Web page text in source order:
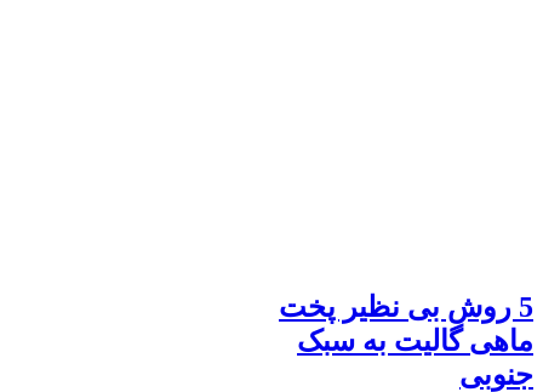
5 روش بی نظیر پخت
ماهی گالیت به سبک
جنوبی